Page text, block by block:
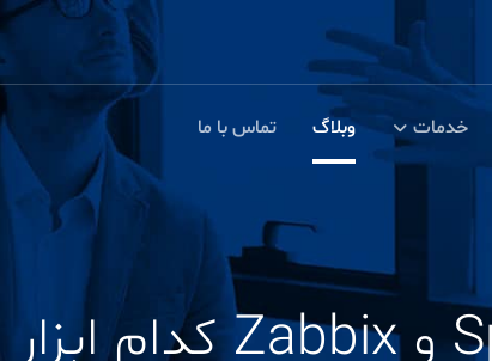
خدمات وبلاگ تماس با ما